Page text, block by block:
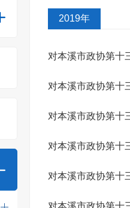
2019年
对本溪市政协第十
对本溪市政协第十
对本溪市政协第十
对本溪市政协第十
对本溪市政协第十
对本溪市政协第十